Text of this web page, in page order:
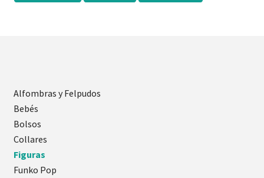
Alfombras y Felpudos
Bebés
Bolsos
Collares
Figuras
Funko Pop